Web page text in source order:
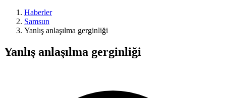
Haberler
Samsun
Yanlış anlaşılma gerginliği
Yanlış anlaşılma gerginliği